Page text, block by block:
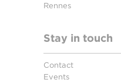
Rennes
Stay in touch
Contact
Events